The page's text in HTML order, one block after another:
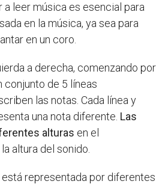
a leer música es esencial para
en la música, ya sea para
en un coro.
a derecha, comenzando por
conjunto de 5 líneas
las notas. Cada línea y
una nota diferente. Las
alturas en el
altura del sonido.
representada por diferentes